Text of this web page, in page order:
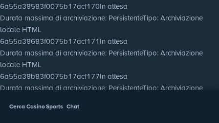
6a55a38583f0075b17acf170In attesa
Durata massima di archiviazione: PersistenteTipo: Archiviazione
locale HTML
6a55a38683f0075b17acf171In attesa
Durata massima di archiviazione: PersistenteTipo: Archiviazione
locale HTML
6a55a38b83f0075b17acf177In attesa
Durata massima di archiviazione: PersistenteTipo: Archiviazione
6a55a38d83f0075b17acf178
CercaCasinoSports Chat